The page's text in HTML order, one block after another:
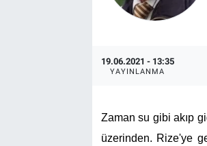
19.06.2021 - 13:35
YAYINLANMA
Zaman su gibi akıp
üzerinden. Rize'ye